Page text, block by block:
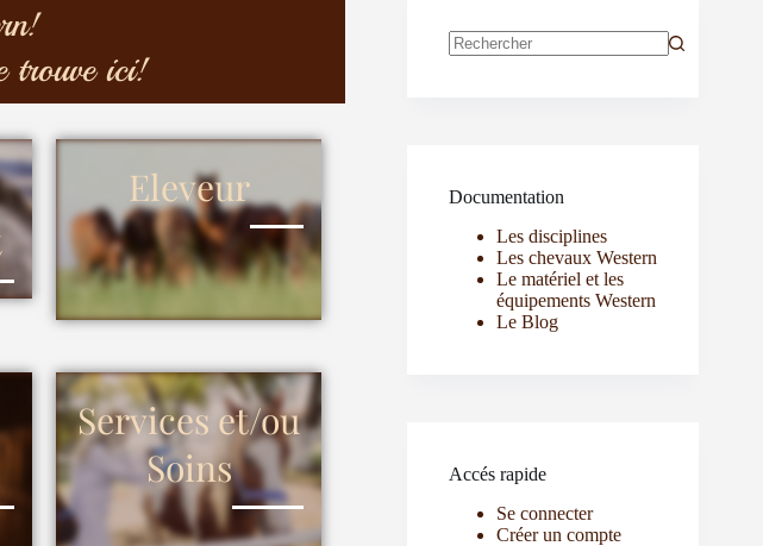
trouve ici!
Eleveur
Services et/ou
Soins
Documentation
Les disciplines
Les chevaux Western
Le matériel et les
équipements Western
Le Blog
Accés rapide
Se connecter
Créer un compte